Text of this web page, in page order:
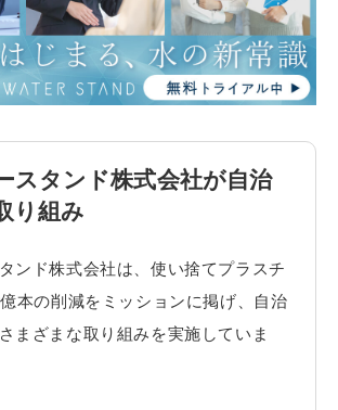
スタンド株式会社が自治
り組み
ンド株式会社は、使い捨てプラスチ
本の削減をミッションに掲げ、自治
まざまな取り組みを実施していま